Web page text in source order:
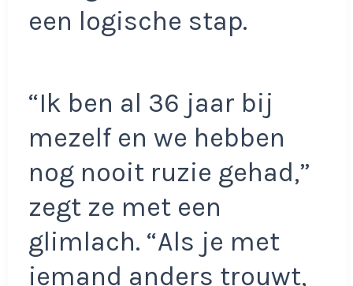
een logische stap.
“Ik ben al 36 jaar bij
mezelf en we hebben
nog nooit ruzie gehad,”
zegt ze met een
glimlach. “Als je met
iemand anders trouwt,